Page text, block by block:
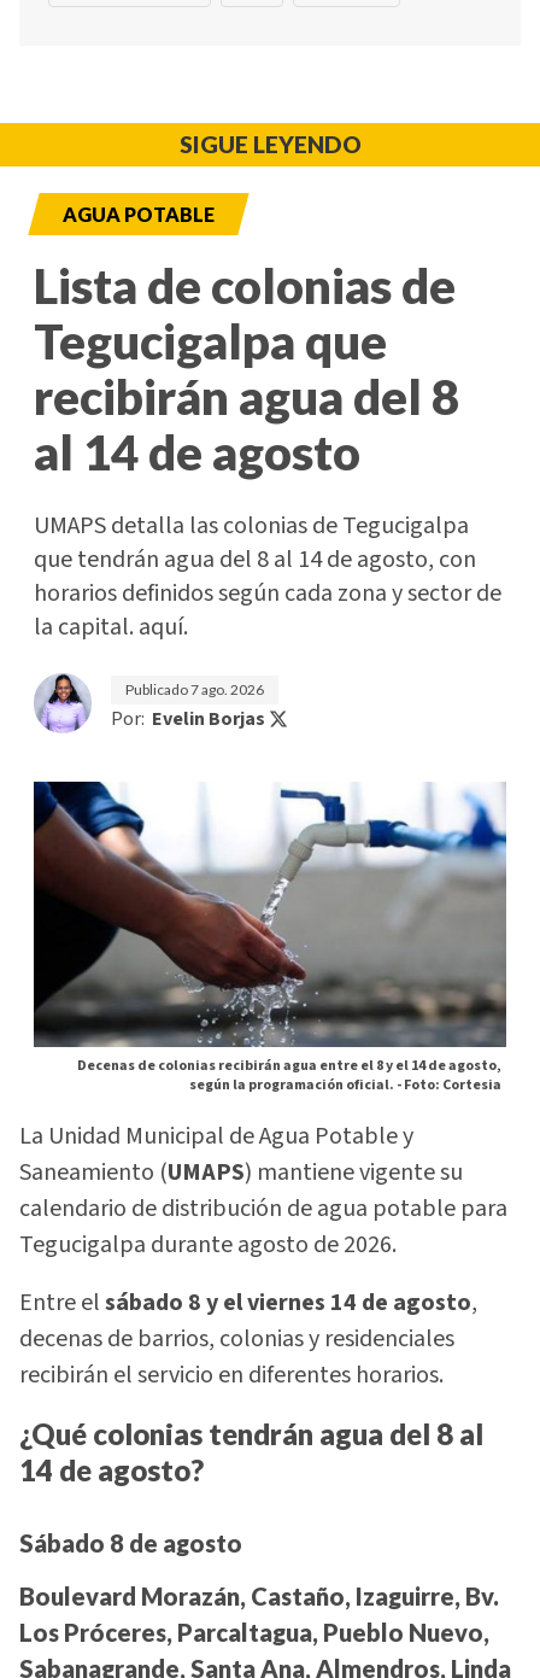
SIGUE LEYENDO
AGUA POTABLE
Lista de colonias de
Tegucigalpa que
recibirán agua del 8
al 14 de agosto
UMAPS detalla las colonias de Tegucigalpa
que tendrán agua del 8 al 14 de agosto, con
horarios definidos según cada zona y sector de
la capital. aquí.
Publicado7 ago. 2026
Por: Evelin Borjas
Decenas de colonias recibirán agua entre el 8 y el 14 de agosto,
según la programación oficial. -Foto: Cortesia
La Unidad Municipal de Agua Potable y
Saneamiento (UMAPS) mantiene vigente su
calendario de distribución de agua potable para
Tegucigalpa durante agosto de 2026.
Entre elsábado 8 y el viernes 14 de agosto,
decenas de barrios, colonias y residenciales
recibirán el servicio en diferentes horarios.
¿Qué colonias tendrán agua del 8 al
14 de agosto?
Sábado 8 de agosto
Boulevard Morazán, Castaño, Izaguirre, Bv.
Los Próceres, Parcaltagua, Pueblo Nuevo,
Sabanagrande, Santa Ana, Almendros, Linda